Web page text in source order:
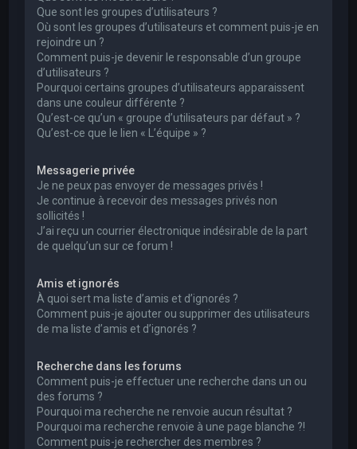
Que sont les groupes d’utilisateurs ?
Où sont les groupes d’utilisateurs et comment puis-je en
rejoindre un ?
Comment puis-je devenir le responsable d’un groupe
d’utilisateurs ?
Pourquoi certains groupes d’utilisateurs apparaissent
dans une couleur différente ?
Qu’est-ce qu’un « groupe d’utilisateurs par défaut » ?
Qu’est-ce que le lien « L’équipe » ?
Messagerie privée
Je ne peux pas envoyer de messages privés !
Je continue à recevoir des messages privés non
sollicités !
J’ai reçu un courrier électronique indésirable de la part
de quelqu’un sur ce forum !
Amis et ignorés
À quoi sert ma liste d’amis et d’ignorés ?
Comment puis-je ajouter ou supprimer des utilisateurs
de ma liste d’amis et d’ignorés ?
Recherche dans les forums
Comment puis-je effectuer une recherche dans un ou
des forums ?
Pourquoi ma recherche ne renvoie aucun résultat ?
Pourquoi ma recherche renvoie à une page blanche ?!
Comment puis-je rechercher des membres ?